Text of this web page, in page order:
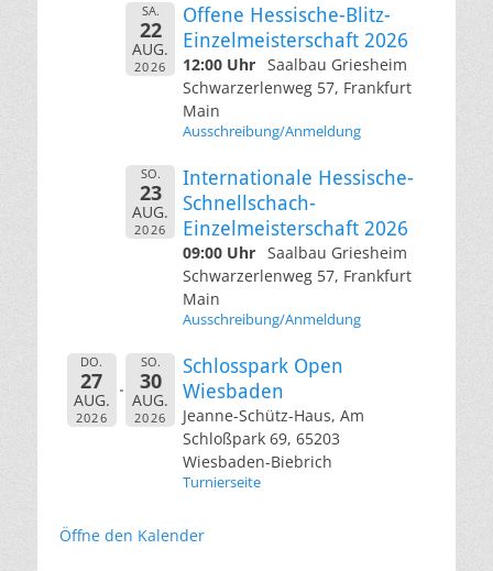
SA.
22
AUG.
2026
Offene Hessische-Blitz-
Einzelmeisterschaft 2026
12:00 Uhr Saalbau Griesheim
Schwarzerlenweg 57, Frankfurt
Main
Ausschreibung/Anmeldung
SO.
23
AUG.
2026
Internationale Hessische-
Schnellschach-
Einzelmeisterschaft 2026
09:00 Uhr Saalbau Griesheim
Schwarzerlenweg 57, Frankfurt
Main
Ausschreibung/Anmeldung
DO.
27
AUG.
2026
SO.
30
AUG.
2026
Schlosspark Open
Wiesbaden
Jeanne-Schütz-Haus, Am
Schloßpark 69, 65203
Wiesbaden-Biebrich
Turnierseite
Öffne den Kalender